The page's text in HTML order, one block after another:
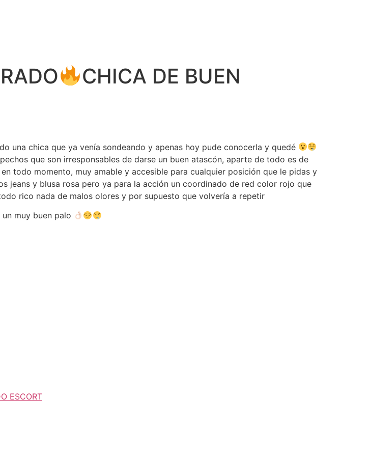
CHICA DE BUEN
una chica que ya venía sondeando y apenas hoy pude conocerla y quedé
que son irresponsables de darse un buen atascón, aparte de todo es de
todo momento, muy amable y accesible para cualquier posición que le pidas y
jeans y blusa rosa pero ya para la acción un coordinado de red color rojo que
rico nada de malos olores y por supuesto que volvería a repetir
muy buen palo
ESCORT